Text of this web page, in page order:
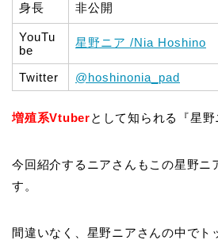
身長 非公開
YouTu
be
星野ニア /Nia Hoshino
Twitter @hoshinonia_pad
増殖系Vtuberとして知られる『星野
今回紹介するニアさんもこの星野ニ
す。
間違いなく、星野ニアさんの中でト